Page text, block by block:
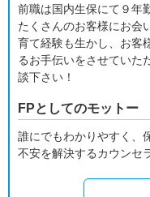
前職は国内生保にて９年
たくさんのお客様にお会
育て経験も生かし、お客
るお手伝いをさせていた
談下さい！
FPとしてのモットー
誰にでもわかりやすく、
不安を解決するカウンセ